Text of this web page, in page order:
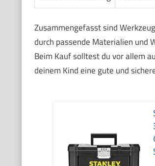
Zusammengefasst sind
durch passende Materialien und
Beim Kauf solltest du vor allem
deinem Kind eine gute und